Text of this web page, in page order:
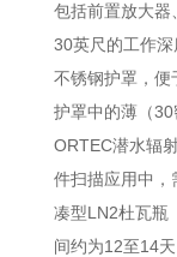
包括前置放大器
30英尺的工作深
不锈钢护罩，便
护罩中的薄（
ORTEC潜水辐
件扫描应用中，
凑型LN2杜瓦瓶
间约为12至14